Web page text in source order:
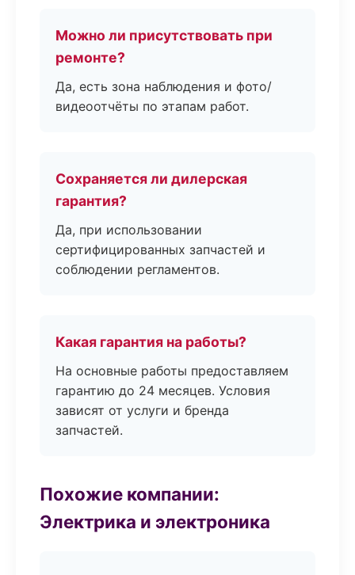
Можно ли присутствовать при
ремонте?
Да, есть зона наблюдения и фото/
видеоотчёты по этапам работ.
Сохраняется ли дилерская
гарантия?
Да, при использовании
сертифицированных запчастей и
соблюдении регламентов.
Какая гарантия на работы?
На основные работы предоставляем
гарантию до 24 месяцев. Условия
зависят от услуги и бренда
запчастей.
Похожие компании:
Электрика и электроника